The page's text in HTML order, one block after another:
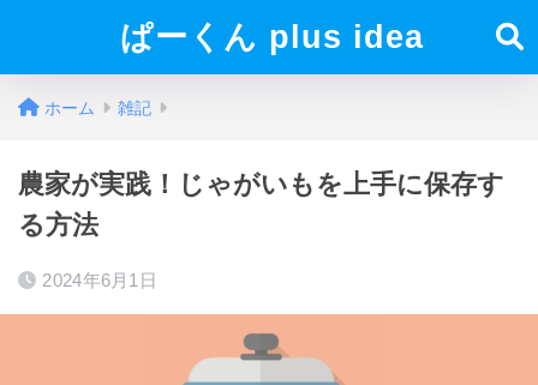
ぱーくん plus idea
ホーム 雑記
農家が実践！じゃがいもを上手に保存す
る方法
2024年6月1日